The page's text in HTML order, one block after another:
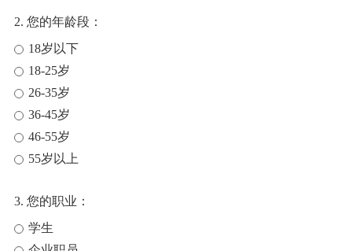
2. 您的年龄段：
18岁以下
18-25岁
26-35岁
36-45岁
46-55岁
55岁以上
3. 您的职业：
学生